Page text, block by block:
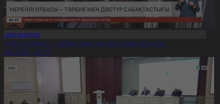
отбасы – тәрбие мен дәстүр сабақтастығы
20:19